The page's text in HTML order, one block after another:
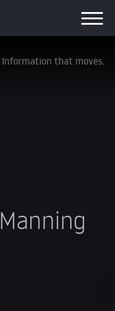
Information that moves.
Manning